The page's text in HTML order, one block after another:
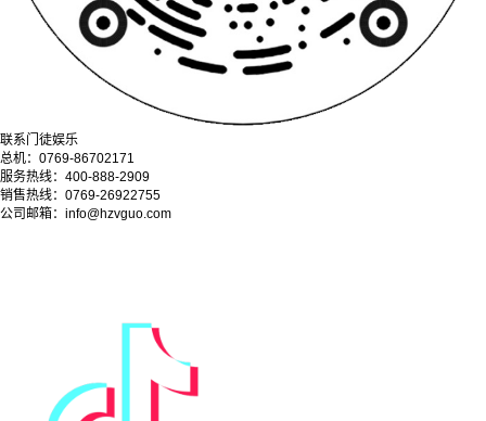
联系门徒娱乐
总机：0769-86702171
服务热线：400-888-2909
销售热线：0769-26922755
公司邮箱：info@hzvguo.com